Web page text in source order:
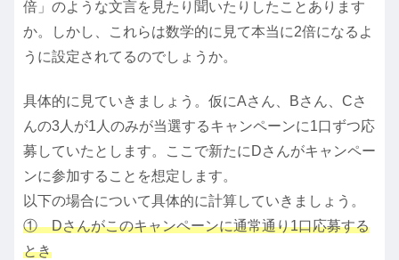
倍」のような文言を見たり聞いたりしたことあります
か。しかし、これらは数学的に見て本当に2倍になるよ
うに設定されてるのでしょうか。
具体的に見ていきましょう。仮にAさん、Bさん、Cさ
んの3人が1人のみが当選するキャンペーンに1口ずつ応
募していたとします。ここで新たにDさんがキャンペー
ンに参加することを想定します。
以下の場合について具体的に計算していきましょう。
① Dさんがこのキャンペーンに通常通り1口応募する
とき